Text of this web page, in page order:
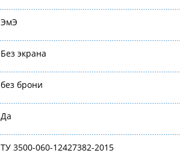
ЭмЭ
Без экрана
без брони
Да
ТУ 3500-060-12427382-2015